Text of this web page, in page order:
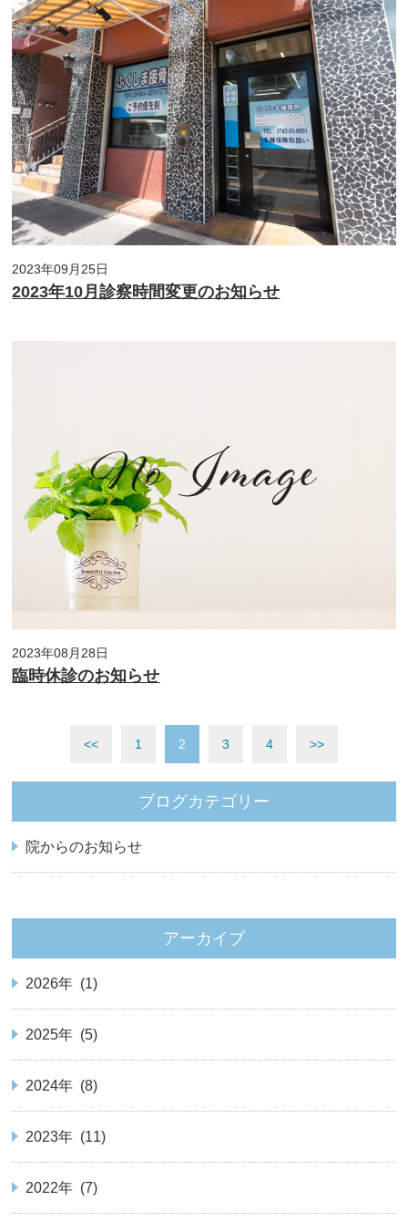
2023年09月25日
2023年10月診察時間変更のお知らせ
2023年08月28日
臨時休診のお知らせ
<< 1 2 3 4 >>
ブログカテゴリー
院からのお知らせ
アーカイブ
2026年 (1)
2025年 (5)
2024年 (8)
2023年 (11)
2022年 (7)